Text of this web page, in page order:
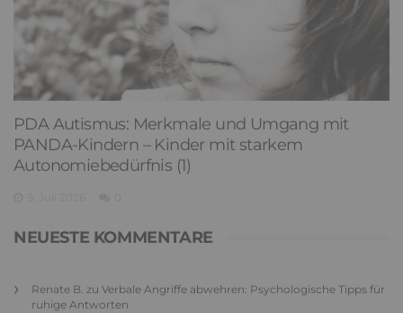
PDA Autismus: Merkmale und Umgang mit
PANDA-Kindern – Kinder mit starkem
Autonomiebedürfnis (1)
NEUESTE KOMMENTARE
Renate B. zu Verbale Angriffe abwehren: Psychologische Tipps für
ruhige Antworten